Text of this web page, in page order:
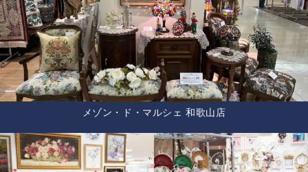
メゾン・ド・マルシェ 和歌山店